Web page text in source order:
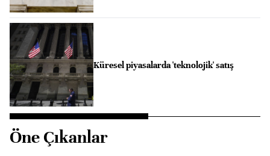
Küresel piyasalarda 'teknolojik' satış
Öne Çıkanlar